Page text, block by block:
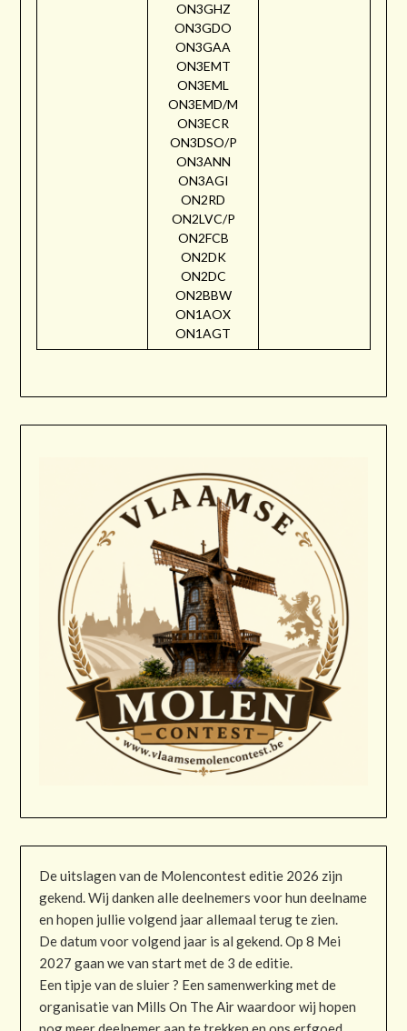
ON3GHZ
ON3GDO
ON3GAA
ON3EMT
ON3EML
ON3EMD/M
ON3ECR
ON3DSO/P
ON3ANN
ON3AGI
ON2RD
ON2LVC/P
ON2FCB
ON2DK
ON2DC
ON2BBW
ON1AOX
ON1AGT
De uitslagen van de Molencontest editie 2026 zijn
gekend. Wij danken alle deelnemers voor hun deelname
en hopen jullie volgend jaar allemaal terug te zien.
De datum voor volgend jaar is al gekend. Op 8 Mei
2027 gaan we van start met de 3 de editie.
Een tipje van de sluier ? Een samenwerking met de
organisatie van Mills On The Air waardoor wij hopen